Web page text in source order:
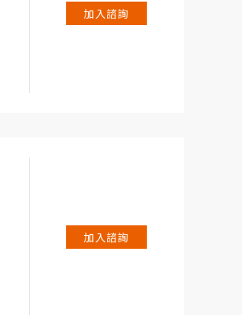
加入諮詢
加入諮詢